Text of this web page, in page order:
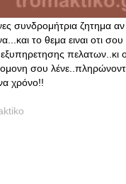
συνδρομήτρια ζητημα αν
το θεμα ειναι οτι σου
πελατων..κι
σου
χρόνο!!